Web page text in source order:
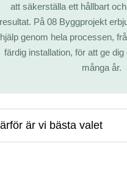
att säkerställa ett hållbart
resultat. På 08 Byggprojekt
hjälp genom hela processen,
färdig installation, för att ge
många år.
är vi bästa valet